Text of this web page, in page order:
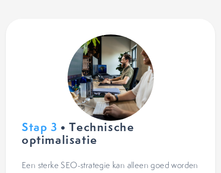
Stap 3 • Technische
optimalisatie
Een sterke SEO-strategie kan alleen goed worden